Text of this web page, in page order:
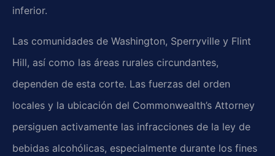
inferior.
Las comunidades de Washington, Sperryville y Flint
Hill, así como las áreas rurales circundantes,
dependen de esta corte. Las fuerzas del orden
locales y la ubicación del Commonwealth’s Attorney
persiguen activamente las infracciones de la ley de
bebidas alcohólicas, especialmente durante los fines